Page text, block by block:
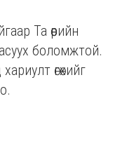
Та өөрийн
боломжтой.
өгөхийг